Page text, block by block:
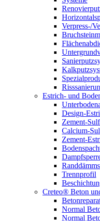
Verpress-/
Estrich- und
Design-
Zement-
Calcium-
Zement-
Trennprofil
Creteo® Beton
Normal
Normal